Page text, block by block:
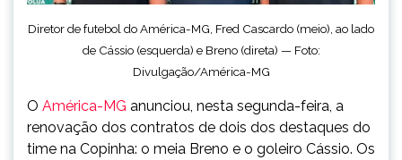
Diretor de futebol do América-MG, Fred Cascardo (meio), ao lado
de Cássio (esquerda) e Breno (direta) — Foto:
Divulgação/América-MG
O América-MG anunciou, nesta segunda-feira, a
renovação dos contratos de dois dos destaques do
time na Copinha: o meia Breno e o goleiro Cássio. Os